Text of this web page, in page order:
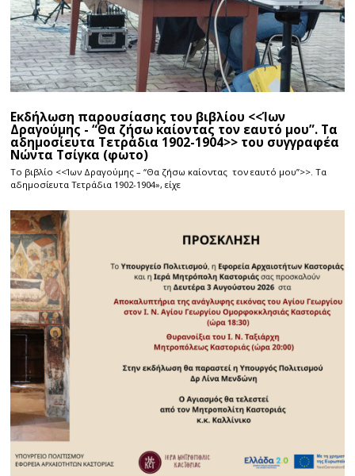
Εκδήλωση παρουσίασης του βιβλίου <<Ίων
Δραγούμης - “Θα ζήσω καίοντας τον εαυτό μου”. Τα
αδημοσίευτα Τετράδια 1902-1904>> του συγγραφέα
Νώντα Τσίγκα (φωτο)
Το βιβλίο <<Ίων Δραγούμης – “Θα ζήσω καίοντας τον εαυτό μου”>>. Τα
αδημοσίευτα Τετράδια 1902-1904», είχε